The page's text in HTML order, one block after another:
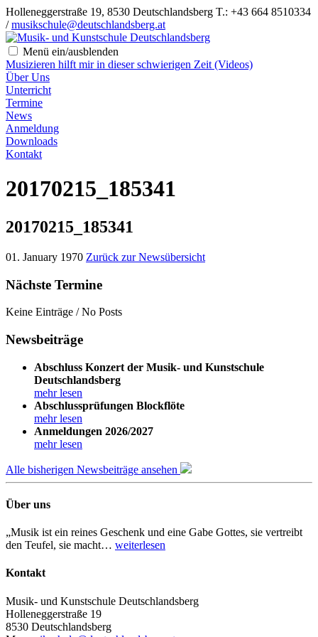
Holleneggerstraße 19, 8530 Deutschlandsberg T.: +43 664 8510334
/musikschule@deutschlandsberg.at
Menü ein/ausblenden
Musizieren hilft mir in dieser schwierigen Zeit (Videos)
Über Uns
Unterricht
Termine
News
Anmeldung
Downloads
Kontakt
20170215_185341
20170215_185341
01. January 1970 Zurück zur Newsübersicht
Nächste Termine
Keine Einträge / No Posts
Newsbeiträge
Abschluss Konzert der Musik- und Kunstschule
Deutschlandsberg
mehr lesen
Abschlussprüfungen Blockflöte
mehr lesen
Anmeldungen 2026/2027
mehr lesen
Alle bisherigen Newsbeiträge ansehen
Über uns
„Musik ist ein reines Geschenk und eine Gabe Gottes, sie vertreibt
den Teufel, sie macht… weiterlesen
Kontakt
Musik- und Kunstschule Deutschlandsberg
Holleneggerstraße 19
8530 Deutschlandsberg